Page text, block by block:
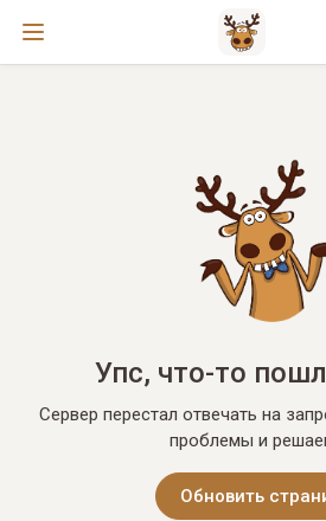
Упс, что-то
Сервер перестал отвечать на
проблемы и
Обновить